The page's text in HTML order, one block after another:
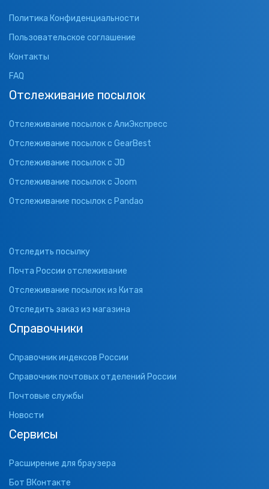
Политика Конфиденциальности
Пользовательское соглашение
Контакты
FAQ
Отслеживание посылок
Отслеживание посылок с АлиЭкспресс
Отслеживание посылок с GearBest
Отслеживание посылок с JD
Отслеживание посылок с Joom
Отслеживание посылок с Pandao
Отследить посылку
Почта России отслеживание
Отслеживание посылок из Китая
Отследить заказ из магазина
Справочники
Справочник индексов России
Справочник почтовых отделений России
Почтовые службы
Новости
Сервисы
Расширение для браузера
Бот ВКонтакте